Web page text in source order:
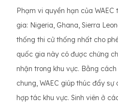
Phạm vi quyền hạn của
gia: Nigeria, Ghana, Sierra
thống thi cử thống nhất cho
quốc gia này có được chứng
nhận trong khu vực. Bằng
chung, WAEC giúp thúc đẩy
hợp tác khu vực. Sinh viên ở